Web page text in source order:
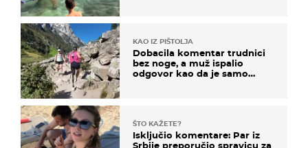
KAO IZ PIŠTOLJA
Dobacila komentar trudnici
bez noge, a muž ispalio
odgovor kao da je samo
ŠTO KAŽETE?
Isključio komentare: Par iz
Srbije preporučio spravicu za